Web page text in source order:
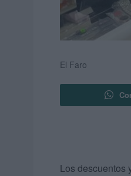
El Faro
Los descuentos